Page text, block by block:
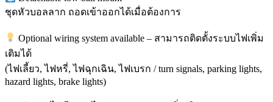
ชุดหัวบอลลาก ถอดเข้าออกได้เมื่อต้องการ
Optional wiring system available – สามารถติดตั้งระบบไฟเพิ่ม
เติมได้
(ไฟเลี้ยว, ไฟหรี่, ไฟฉุกเฉิน, ไฟเบรก / turn signals, parking lights,
hazard lights, brake lights)